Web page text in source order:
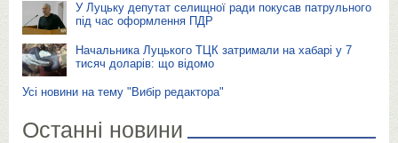
У Луцьку депутат селищної ради покусав патрульного
під час оформлення ПДР
Начальника Луцького ТЦК затримали на хабарі у 7
тисяч доларів: що відомо
Усі новини на тему "Вибір редактора"
Останні новини